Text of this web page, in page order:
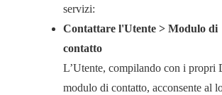
servizi:
Contattare l'Utente > Modulo di
contatto
L’Utente, compilando con i propri
modulo di contatto, acconsente al